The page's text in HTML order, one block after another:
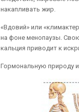
накапливать жир.
«Вдовий» или
на фоне менопаузы.
кальция приводит к
Гормональную природу